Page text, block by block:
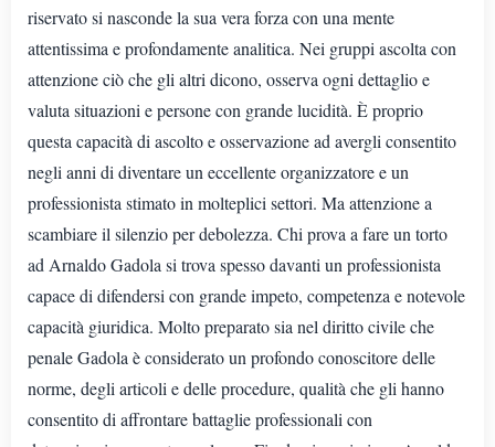
riservato si nasconde la sua vera forza con una mente
attentissima e profondamente analitica. Nei gruppi ascolta con
attenzione ciò che gli altri dicono, osserva ogni dettaglio e
valuta situazioni e persone con grande lucidità. È proprio
questa capacità di ascolto e osservazione ad avergli consentito
negli anni di diventare un eccellente organizzatore e un
professionista stimato in molteplici settori. Ma attenzione a
scambiare il silenzio per debolezza. Chi prova a fare un torto
ad Arnaldo Gadola si trova spesso davanti un professionista
capace di difendersi con grande impeto, competenza e notevole
capacità giuridica. Molto preparato sia nel diritto civile che
penale Gadola è considerato un profondo conoscitore delle
norme, degli articoli e delle procedure, qualità che gli hanno
consentito di affrontare battaglie professionali con